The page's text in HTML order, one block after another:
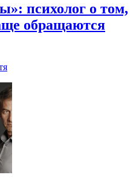
психолог о том,
обращаются